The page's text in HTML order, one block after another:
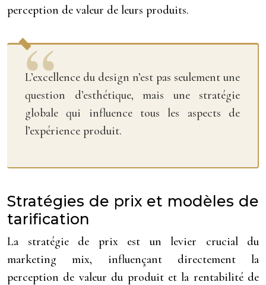
perception de valeur de leurs produits.
L’excellence du design n’est pas seulement une
question d’esthétique, mais une stratégie
globale qui influence tous les aspects de
l’expérience produit.
Stratégies de prix et modèles de
tarification
La stratégie de prix est un levier crucial du
marketing mix, influençant directement la
perception de valeur du produit et la rentabilité de